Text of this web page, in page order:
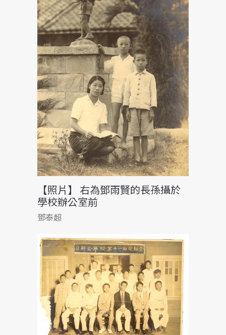
【照片】 右為鄧雨賢的長孫攝於
學校辦公室前
鄧泰超